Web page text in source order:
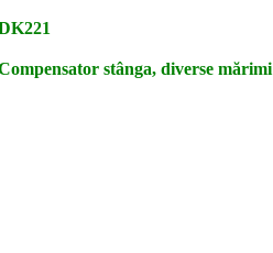
stânga, diverse mărimi